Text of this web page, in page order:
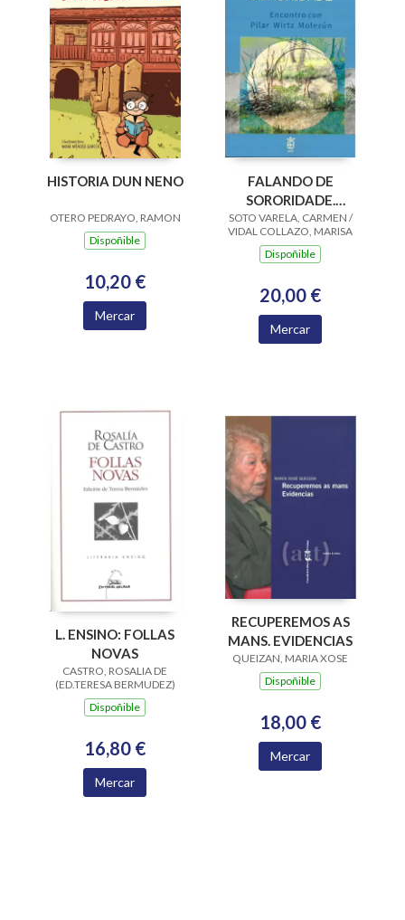
HISTORIA DUN NENO
OTERO PEDRAYO, RAMON
Dispoñible
10,20 €
Mercar
FALANDO DE
SORORIDADE.
ENCONTRO CON
PILAR WIRTZ
MOLEZUN
SOTO VARELA, CARMEN /
VIDAL COLLAZO, MARISA
Dispoñible
20,00 €
Mercar
L. ENSINO: FOLLAS
NOVAS
CASTRO, ROSALIA DE
(ED.TERESA BERMUDEZ)
Dispoñible
16,80 €
Mercar
RECUPEREMOS AS
MANS. EVIDENCIAS
QUEIZAN, MARIA XOSE
Dispoñible
18,00 €
Mercar